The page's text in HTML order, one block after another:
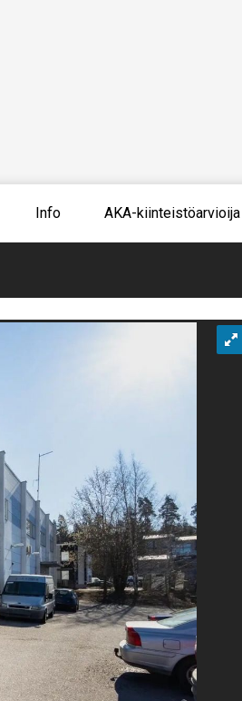
Info AKA-kiinteistöarvioija